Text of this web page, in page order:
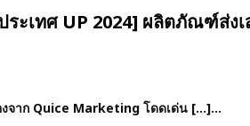
ระเทศ UP 2024] ผลิตภัณฑ์ส่ง
าก Quice Marketing โดดเด่น […]...